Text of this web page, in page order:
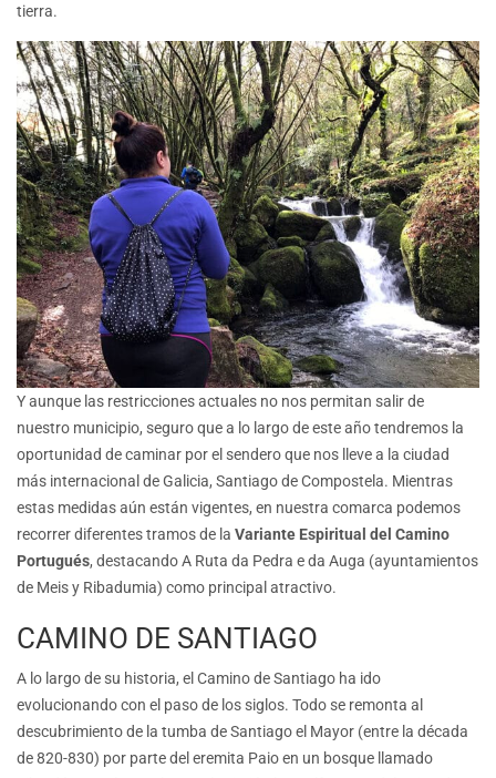
tierra.
Y aunque las restricciones actuales no nos permitan salir de
nuestro municipio, seguro que a lo largo de este año tendremos la
oportunidad de caminar por el sendero que nos lleve a la ciudad
más internacional de Galicia, Santiago de Compostela. Mientras
estas medidas aún están vigentes, en nuestra comarca podemos
recorrer diferentes tramos de la Variante Espiritual del Camino
Portugués, destacando A Ruta da Pedra e da Auga (ayuntamientos
de Meis y Ribadumia) como principal atractivo.
CAMINO DE SANTIAGO
A lo largo de su historia, el Camino de Santiago ha ido
evolucionando con el paso de los siglos. Todo se remonta al
descubrimiento de la tumba de Santiago el Mayor (entre la década
de 820-830) por parte del eremita Paio en un bosque llamado